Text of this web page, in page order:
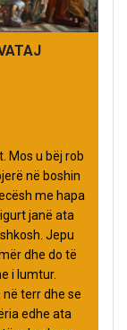
Mos u bëj rob
në boshin
me hapa
janë ata
Jepu
dhe do të
i lumtur.
terr dhe se
edhe ata